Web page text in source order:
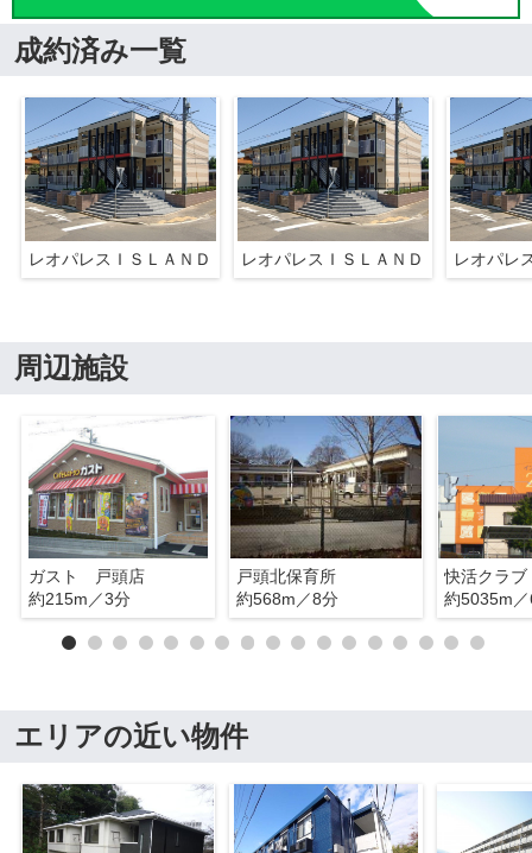
成約済み一覧
レオパレスＩＳＬＡＮＤ レオパレスＩＳＬＡＮＤ レオパレ
周辺施設
ガスト 戸頭店
約215m／3分
戸頭北保育所
約568m／8分
快活クラ
約5035m
エリアの近い物件